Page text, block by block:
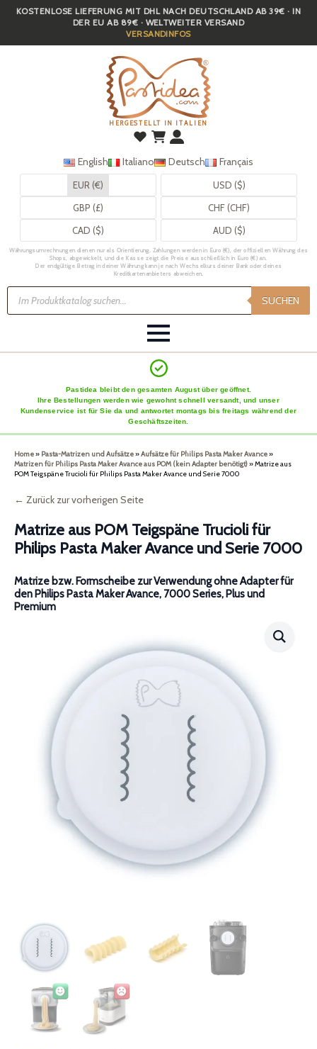
Skip
KOSTENLOSE LIEFERUNG MIT DHL NACH DEUTSCHLAND AB 39€ · IN
DER EU AB 89€ · WELTWEITER VERSAND
VERSANDINFOS
HERGESTELLT IN ITALIEN
English Italiano Deutsch Français
EUR (€)
USD ($)
GBP (£)
CHF (CHF)
CAD ($)
AUD ($)
Währungsumrechnungen dienen nur als Orientierung. Zahlungen werden in Euro (€), der offiziellen Währung des
Shops, abgewickelt, und die Kasse zeigt die Preise ausschließlich in Euro (€) an.
Der endgültige Betrag in deiner Währung kann je nach Wechselkurs deiner Bank oder deines
Kreditkartenanbieters abweichen.
Products
search SUCHEN
Pastidea bleibt den gesamten August über geöffnet.
Ihre Bestellungen werden wie gewohnt schnell versandt, und unser
Kundenservice ist für Sie da und antwortet montags bis freitags während der
Geschäftszeiten.
Home» Pasta-Matrizen und Aufsätze»Aufsätze für Philips Pasta Maker Avance»
Matrizen für Philips Pasta Maker Avance aus POM (kein Adapter benötigt)»Matrize aus
POM Teigspäne Trucioli für Philips Pasta Maker Avance und Serie 7000
← Zurück zur vorherigen Seite
Matrize aus POM Teigspäne Trucioli für
Philips Pasta Maker Avance und Serie 7000
Matrize bzw. Formscheibe zur Verwendung ohne Adapter für
den Philips Pasta Maker Avance, 7000 Series, Plus und
Premium